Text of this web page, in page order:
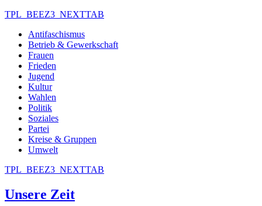
TPL_BEEZ3_NEXTTAB
Antifaschismus
Betrieb & Gewerkschaft
Frauen
Frieden
Jugend
Kultur
Wahlen
Politik
Soziales
Partei
Kreise & Gruppen
Umwelt
TPL_BEEZ3_NEXTTAB
Unsere Zeit